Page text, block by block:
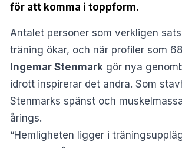
för att komma i toppform.
Antalet personer som verkligen
träning ökar, och när profiler som
Ingemar Stenmark gör nya
idrott inspirerar det andra. Som
Stenmarks spänst och
årings.
“Hemligheten ligger i